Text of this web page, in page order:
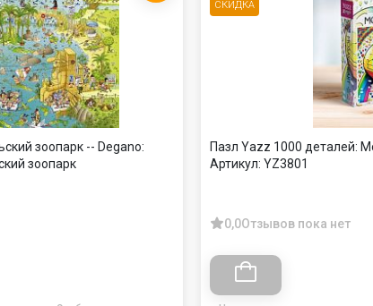
зоопарк -- Degano:
зоопарк
СКИДКА
Пазл Yazz 1000 деталей:
Артикул: YZ3801
0,0Отзывов пока нет